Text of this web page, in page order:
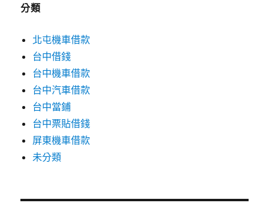
分類
北屯機車借款
台中借錢
台中機車借款
台中汽車借款
台中當鋪
台中票貼借錢
屏東機車借款
未分類